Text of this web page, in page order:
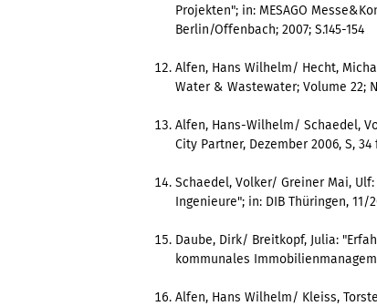
Projekten"; in: MESAGO
Berlin/Offenbach; 2007; S.145-154
Alfen, Hans Wilhelm/ Hecht,
Water & Wastewater; Volume 22;
Alfen, Hans-Wilhelm/ Schaedel,
City Partner, Dezember 2006, S, 34
Schaedel, Volker/ Greiner Mai,
Ingenieure"; in: DIB Thüringen, 11/
Daube, Dirk/ Breitkopf, Julia:
kommunales
Alfen, Hans Wilhelm/ Kleiss,